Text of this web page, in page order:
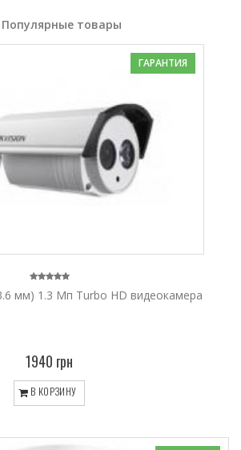
Популярные товары
ГАРАНТИЯ
мм) 1.3 Мп Turbo HD видеокамера
1940 грн
В КОРЗИНУ